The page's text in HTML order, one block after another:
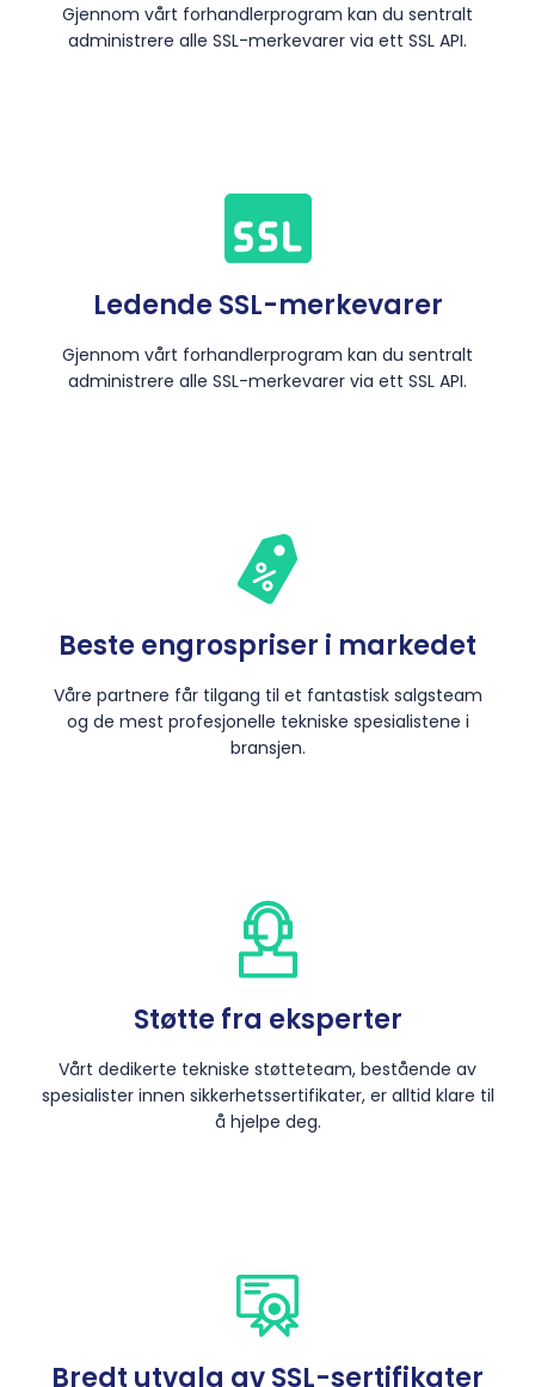
Gjennom vårt forhandlerprogram kan du sentralt
administrere alle SSL-merkevarer via ett SSL API.
Ledende SSL-merkevarer
Gjennom vårt forhandlerprogram kan du sentralt
administrere alle SSL-merkevarer via ett SSL API.
Beste engrospriser i markedet
Våre partnere får tilgang til et fantastisk salgsteam
og de mest profesjonelle tekniske spesialistene i
bransjen.
Støtte fra eksperter
Vårt dedikerte tekniske støtteteam, bestående av
spesialister innen sikkerhetssertifikater, er alltid klare til
å hjelpe deg.
Bredt utvalg av SSL-sertifikater